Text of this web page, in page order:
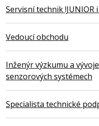
Servisní technik !JUNIOR i
Vedoucí obchodu
Inženýr výzkumu a
senzorových systémech
Specialista technické